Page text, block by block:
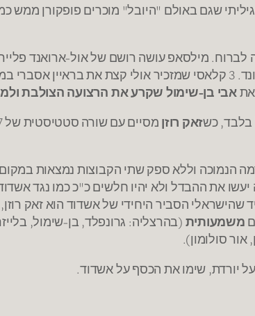
הסתיימה ב-48-40, וגיליתי שגם באולם "היובל"
לברוח. מילסאפ עושה רושם של אול-ארואנד
חדירה, סחיטת עבירות וריבאונד. 3 קלאסי שמזכיר אולי
אתאבי בן-שימול שקרע את הרצועה הצולבת
בלבד, כשזאק רוזן
הנמוכה וללא ספק שתי הקבוצות נמצאות במקום
את ההבדל ולא יהיו חלשים כ"כ כמו נגד
הסביר היחידי של אשדוד הוא זאק
משמעותית (בהרצליה: גרונפלד, בן-שימול,
סולומון).
יורדת, שימו את הכסף על אשדוד.